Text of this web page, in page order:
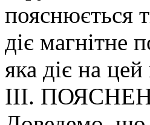
пояснюється
діє магнітне
яка діє на
ІІІ.